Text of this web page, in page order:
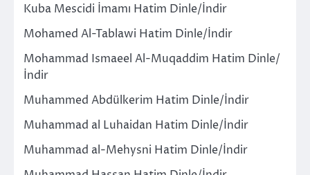
Kuba Mescidi İmamı Hatim Dinle/İndir
Mohamed Al-Tablawi Hatim Dinle/İndir
Mohammad Ismaeel Al-Muqaddim Hatim Dinle/
İndir
Muhammed Abdülkerim Hatim Dinle/İndir
Muhammad al Luhaidan Hatim Dinle/İndir
Muhammad al-Mehysni Hatim Dinle/İndir